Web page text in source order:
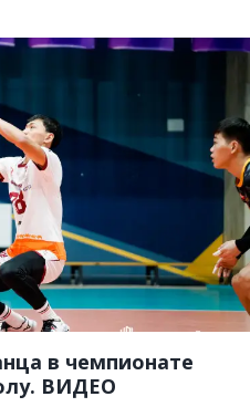
в чемпионате
ВИДЕО